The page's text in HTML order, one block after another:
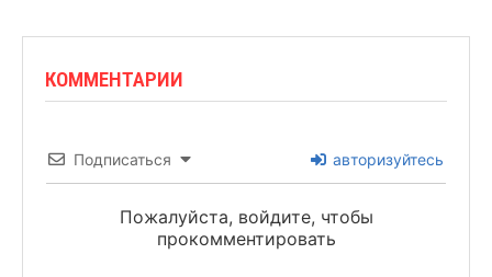
КОММЕНТАРИИ
Подписаться авторизуйтесь
Пожалуйста, войдите, чтобы
прокомментировать